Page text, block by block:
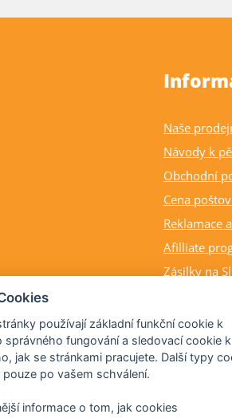
Naše
Návody k
Obchodní
Cena
Reklamace
Afilliate
Zásilky na
Balení
rostlin
Kdy citrusy
používají základní funkční cookie k
správného fungování a sledovací cookie k
jak se stránkami pracujete. Další typy
po vašem schválení.
informace o tom, jak cookies